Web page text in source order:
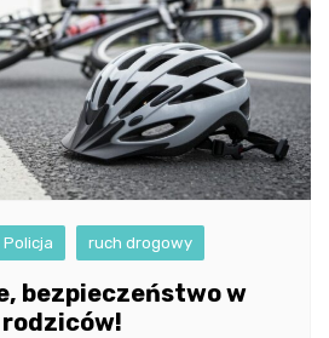
Policja ruch drogowy
bezpieczeństwo w